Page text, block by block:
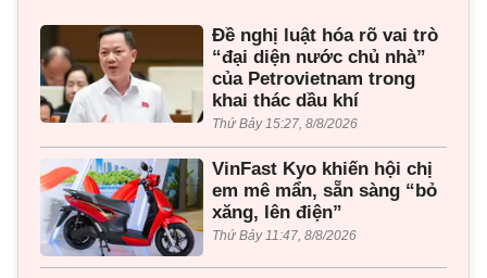
Đề nghị luật hóa rõ vai trò
“đại diện nước chủ nhà”
của Petrovietnam trong
khai thác dầu khí
Thứ Bảy 15:27, 8/8/2026
VinFast Kyo khiến hội chị
em mê mẩn, sẵn sàng “bỏ
xăng, lên điện”
Thứ Bảy 11:47, 8/8/2026